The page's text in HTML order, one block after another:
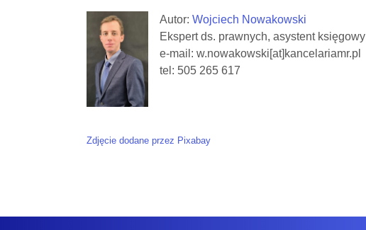
Autor: Wojciech Nowakowski
Ekspert ds. prawnych, asystent księgowy
e-mail: w.nowakowski[at]kancelariamr.pl
tel: 505 265 617
Zdjęcie dodane przez Pixabay